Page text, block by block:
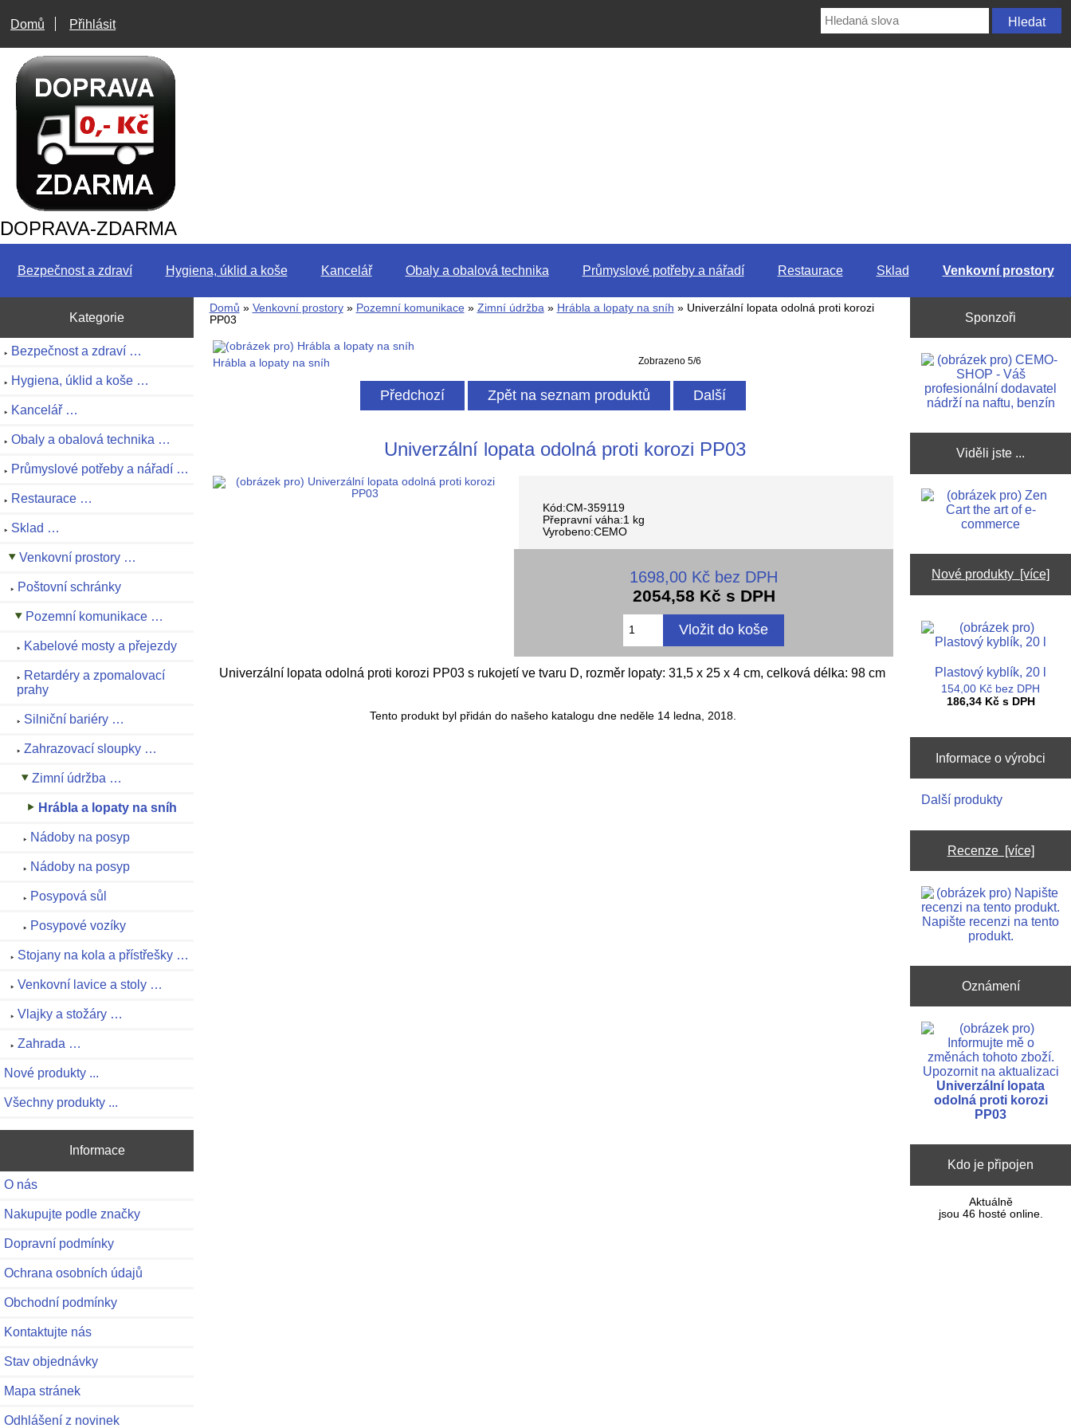
Domů Přihlásit
DOPRAVA-ZDARMA
Bezpečnost a zdraví Hygiena, úklid a koše Kancelář Obaly a obalová technika Průmyslové potřeby a nářadí Restaurace Sklad Venkovní prostory
Kategorie
Bezpečnost a zdraví …
Hygiena, úklid a koše …
Kancelář …
Obaly a obalová technika …
Průmyslové potřeby a nářadí …
Restaurace …
Sklad …
Venkovní prostory …
Poštovní schránky
Pozemní komunikace …
Kabelové mosty a přejezdy
Retardéry a zpomalovací
prahy
Silniční bariéry …
Zahrazovací sloupky …
Zimní údržba …
Hrábla a lopaty na sníh
Nádoby na posyp
Nádoby na posyp
Posypová sůl
Posypové vozíky
Stojany na kola a přístřešky …
Venkovní lavice a stoly …
Vlajky a stožáry …
Zahrada …
Nové produkty ...
Všechny produkty ...
Informace
O nás
Nakupujte podle značky
Dopravní podmínky
Ochrana osobních údajů
Obchodní podmínky
Kontaktujte nás
Stav objednávky
Mapa stránek
Odhlášení z novinek
Domů » Venkovní prostory» Pozemní komunikace» Zimní údržba» Hrábla a lopaty na sníh » Univerzální lopata odolná proti korozi
PP03
Hrábla a lopaty na sníh Zobrazeno 5/6
Předchozí Zpět na seznam produktů Další
Univerzální lopata odolná proti korozi PP03
Kód:CM-359119
Přepravní váha:1 kg
Vyrobeno:CEMO
1698,00 Kč bez DPH
2054,58 Kč s DPH
Univerzální lopata odolná proti korozi PP03 s rukojetí ve tvaru D, rozměr lopaty: 31,5 x 25 x 4 cm, celková délka: 98 cm
Tento produkt byl přidán do našeho katalogu dne neděle 14 ledna, 2018.
Sponzoři
Viděli jste ...
Nové produkty [více]
Plastový kyblík, 20 l
154,00 Kč bez DPH
186,34 Kč s DPH
Informace o výrobci
Další produkty
Recenze [více]
Napište recenzi na tento
produkt.
Oznámení
Upozornit na aktualizaci
Univerzální lopata
odolná proti korozi
PP03
Kdo je připojen
Aktuálně
jsou 46 hosté online.